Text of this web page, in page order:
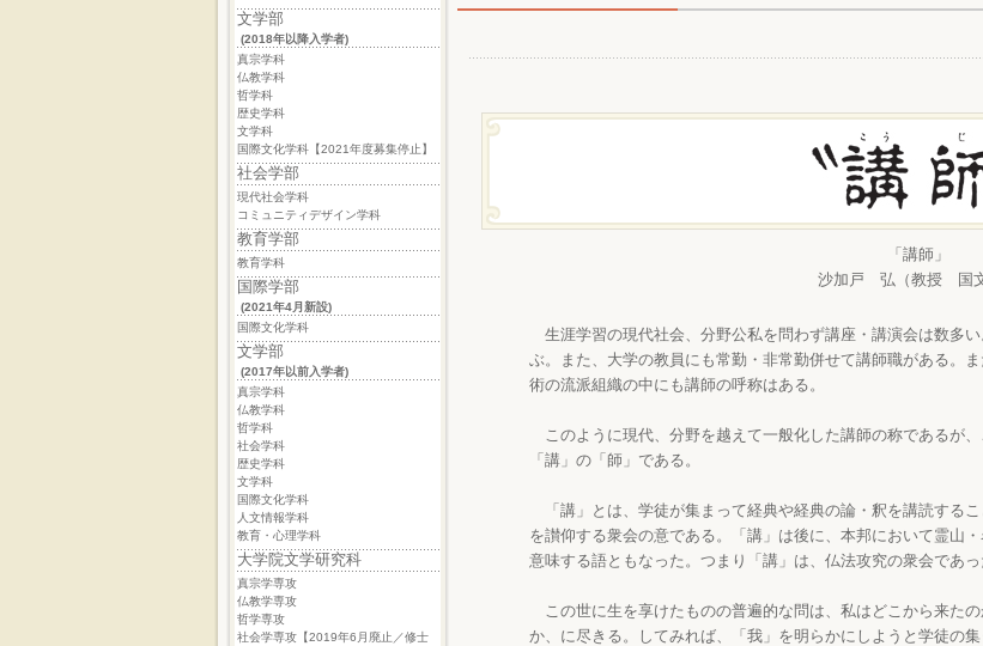
文学部
(2018年以降入学者)
真宗学科
仏教学科
哲学科
歴史学科
文学科
国際文化学科【2021年度募集停止】
社会学部
現代社会学科
コミュニティデザイン学科
教育学部
教育学科
国際学部
(2021年4月新設)
国際文化学科
文学部
(2017年以前入学者)
真宗学科
仏教学科
哲学科
社会学科
歴史学科
文学科
国際文化学科
人文情報学科
教育・心理学科
大学院文学研究科
真宗学専攻
仏教学専攻
哲学専攻
社会学専攻【2019年6月廃止／修士
「講師」
沙加戸 弘（教授 国文
生涯学習の現代社会、分野公私を問わず講座・講演会は数多
ぶ。また、大学の教員にも常勤・非常勤併せて講師職がある。
術の流派組織の中にも講師の呼称はある。
このように現代、分野を越えて一般化した講師の称であるが
「講」の「師」である。
「講」とは、学徒が集まって経典や経典の論・釈を講読する
を讃仰する衆会の意である。「講」は後に、本邦において霊山
意味する語ともなった。つまり「講」は、仏法攻究の衆会であっ
この世に生を享けたものの普遍的な問は、私はどこから来た
か、に尽きる。してみれば、「我」を明らかにしようと学徒の